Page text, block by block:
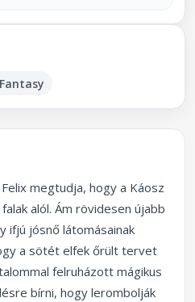
megtudja, hogy a Káosz
alól. Ám rövidesen újabb
ifjú jósnő látomásainak
a sötét elfek őrült tervet
felruházott mágikus
bírni, hogy lerombolják